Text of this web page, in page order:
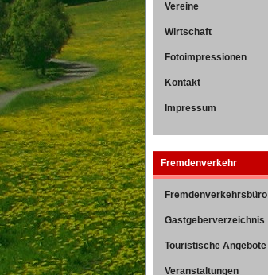
Vereine
Wirtschaft
Fotoimpressionen
Kontakt
Impressum
Fremdenverkehr
Fremdenverkehrsbüro
Gastgeberverzeichnis
Touristische Angebote
Veranstaltungen